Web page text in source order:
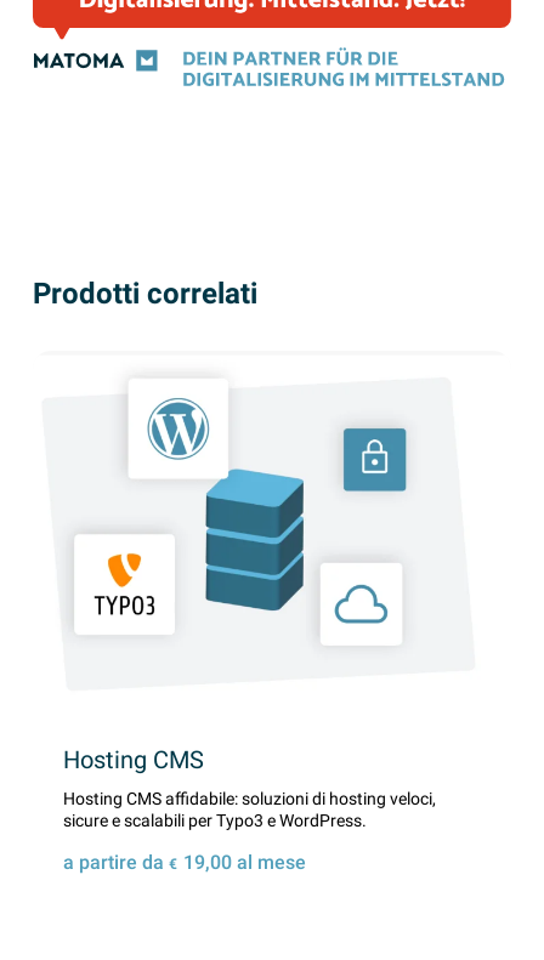
Prodotti correlati
Hosting CMS
Hosting CMS affidabile: soluzioni di hosting veloci,
sicure e scalabili per Typo3 e WordPress.
a partire da € 19,00al mese